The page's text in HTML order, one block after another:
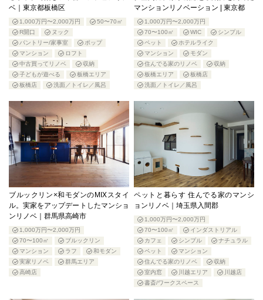
ベ｜東京都板橋区
1,000万円〜2,000万円
50〜70㎡
R開口
ヌック
パントリー/家事室
ポップ
マンション
ロフト
中古買ってリノベ
収納
子どもが遊べる
板橋エリア
板橋店
洗面／トイレ／風呂
マンションリノベーション | 東京都
1,000万円〜2,000万円
70〜100㎡
WIC
シンプル
ペット
ホテルライク
マンション
モダン
住んでる家のリノベ
収納
板橋エリア
板橋店
洗面／トイレ／風呂
ブルックリン×和モダンのMIXスタイ
ル。実家をアップデートしたマンショ
ンリノベ｜群馬県高崎市
1,000万円〜2,000万円
70〜100㎡
ブルックリン
マンション
ラフ
和モダン
実家リノベ
群馬エリア
高崎店
ペットと暮らす 住んでる家のマンシ
ョンリノベ｜埼玉県入間郡
1,000万円〜2,000万円
70〜100㎡
インダストリアル
カフェ
シンプル
ナチュラル
ペット
マンション
住んでる家のリノベ
収納
室内窓
川越エリア
川越店
書斎/ワークスペース